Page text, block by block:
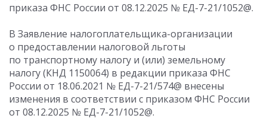
приказа ФНС России от 08.12.2025 № ЕД-7-21/1052@.
В Заявление налогоплательщика-организации
о предоставлении налоговой льготы
по транспортному налогу и (или) земельному
налогу (КНД 1150064) в редакции приказа ФНС
России от 18.06.2021 № ЕД-7-21/574@ внесены
изменения в соответствии с приказом ФНС России
от 08.12.2025 № ЕД-7-21/1052@.